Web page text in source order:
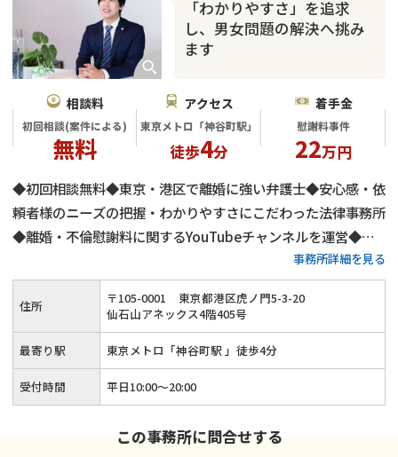
「わかりやすさ」を追求
し、男女問題の解決へ挑み
ます
相談料
初回相談(案件による)
無料
アクセス
東京メトロ「神谷町駅」
徒歩4分
着手金
慰謝料事件
22万円
◆初回相談無料◆東京・港区で離婚に強い弁護士◆安心感・依
頼者様のニーズの把握・わかりやすさにこだわった法律事務所
◆離婚・不倫慰謝料に関するYouTubeチャンネルを運営◆不
事務所詳細を見る
住所 〒105-0001
東京都港区虎ノ門5-3-20
仙石山アネックス4階405号
最寄り駅 東京メトロ「神谷町駅 」徒歩4分
受付時間 平日10:00～20:00
この事務所に問合せする